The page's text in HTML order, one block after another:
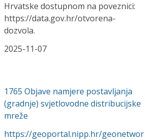
Hrvatske dostupnom na poveznici:
https://data.gov.hr/otvorena-
dozvola.
2025-11-07
1765 Objave namjere postavljanja
(gradnje) svjetlovodne distribucijske
mreže
https://geoportal.nipp.hr/geonetwor